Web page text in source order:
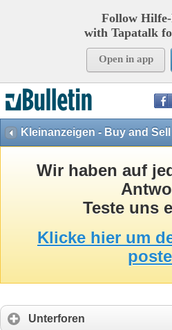
Follow
with Tapatalk
Open in app
Kleinanzeigen - Buy and Sell
Wir haben auf
Teste uns
Klicke hier um
Unterforen
Page Time:0,08273
Templates:29